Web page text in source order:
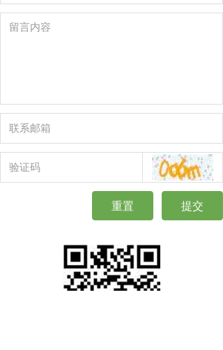
提交
重置